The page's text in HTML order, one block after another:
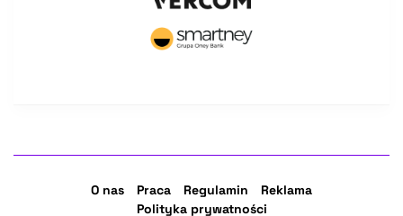
O nas Praca Regulamin
Reklama
Polityka prywatności